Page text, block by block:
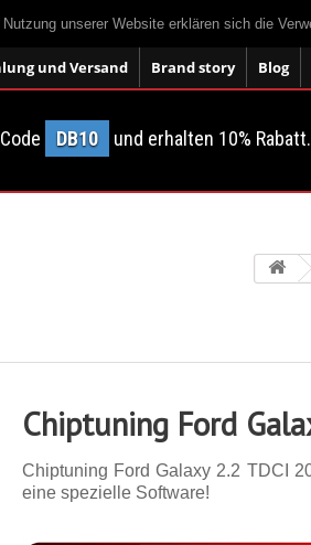
unserer Website erklären sich die
und Versand Brand story Blog
DB10 und erhalten 10% Rabatt.
Chiptuning Ford
Chiptuning Ford Galaxy 2.2 TDCI
eine spezielle Software!